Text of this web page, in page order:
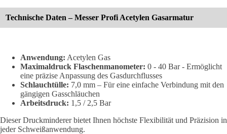
Technische Daten – Messer Profi Acetylen Gasarmatur
Anwendung: Acetylen Gas
Maximaldruck Flaschenmanometer: 0 - 40 Bar - Ermöglicht
eine präzise Anpassung des Gasdurchflusses
Schlauchtülle: 7,0 mm – Für eine einfache Verbindung mit den
gängigen Gasschläuchen
Arbeitsdruck: 1,5 / 2,5 Bar
Dieser Druckminderer bietet Ihnen höchste Flexibilität und Präzision in
jeder Schweißanwendung.